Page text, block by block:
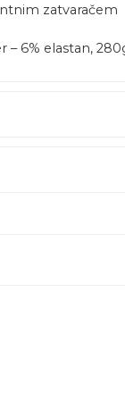
zatvaračem
– 6% elastan,